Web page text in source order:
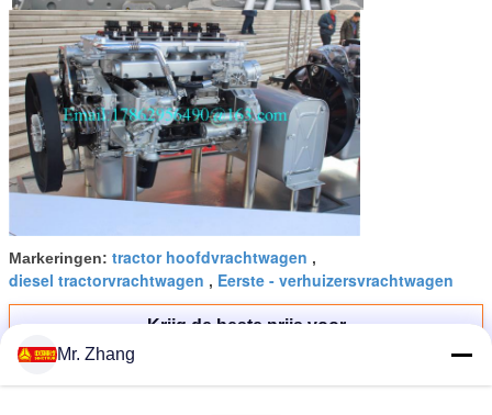
Markeringen: tractor hoofdvrachtwagen ,
diesel tractorvrachtwagen , Eerste - verhuizersvrachtwagen
Krijg de beste prijs voor
Mr. Zhang